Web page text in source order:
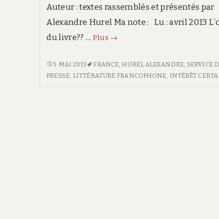
Auteur : textes rassemblés et présentés par
Alexandre Hurel Ma note : Lu : avril 2013
du livre?? … Plus Chroniques
racisme
ordinaire
→
CHRONIQUES
DU
5 MAI 2013 FRANCE HUREL ALEXANDRE, SERVICE
PRESSE, LITTÉRATURE FRANCOPHONE INTÉRÊT